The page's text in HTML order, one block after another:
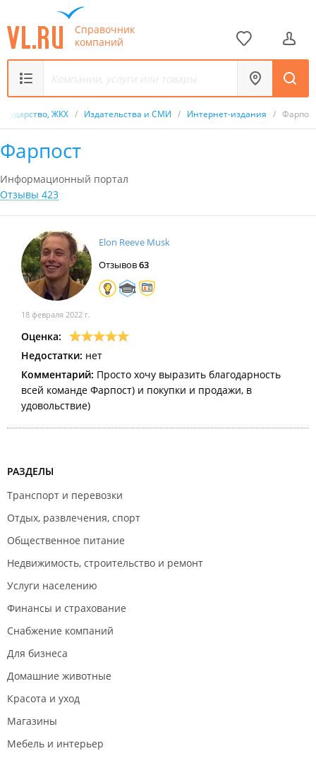
Справочник
компаний
ЖКХ / Издательства и СМИ / Интернет-издания /
Фарпост
Информационный портал
Отзывы 423
Elon Reeve Musk
Отзывов63
18 февраля 2022 г.
Оценка:
Недостатки: нет
Комментарий: Просто хочу выразить благодарность
всей команде Фарпост) и покупки и продажи, в
удовольствие)
РАЗДЕЛЫ
Транспорт и перевозки
Отдых, развлечения, спорт
Общественное питание
Недвижимость, строительство и ремонт
Услуги населению
Финансы и страхование
Снабжение компаний
Для бизнеса
Домашние животные
Красота и уход
Магазины
Мебель и интерьер